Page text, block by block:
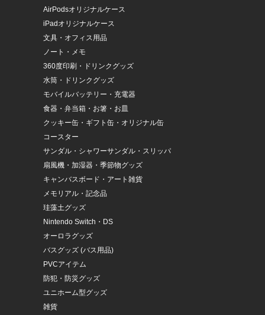
AirPodsオリジナルケース
iPadオリジナルケース
文具・オフィス用品
ノート・メモ
360度印刷・ドリンクグッズ
水筒・ドリンクグッズ
モバイルバッテリー・充電器
食器・弁当箱・お箸・お皿
クッキー缶・ギフト缶・オリジナル缶
コースター
サンダル・シャワーサンダル・スリッパ
扇風機・加湿器・季節物グッズ
キャンバスボード・アート雑貨
メモリアル・記念品
珪藻土グッズ
Nintendo Switch・DS
オーロラグッズ
バスグッズ (バス用品)
PVCアイテム
防犯・防災グッズ
ユニホーム型グッズ
雑貨